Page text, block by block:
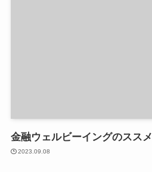
金融ウェルビーイングのススメ
2023.09.08